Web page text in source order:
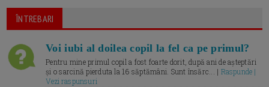
ÎNTREBARI
Voi iubi al doilea copil la fel ca pe primul?
Pentru mine primul copil a fost foarte dorit, după ani de așteptări
și o sarcină pierduta la 16 săptămâni. Sunt însărc... | Raspunde |
Vezi raspunsuri